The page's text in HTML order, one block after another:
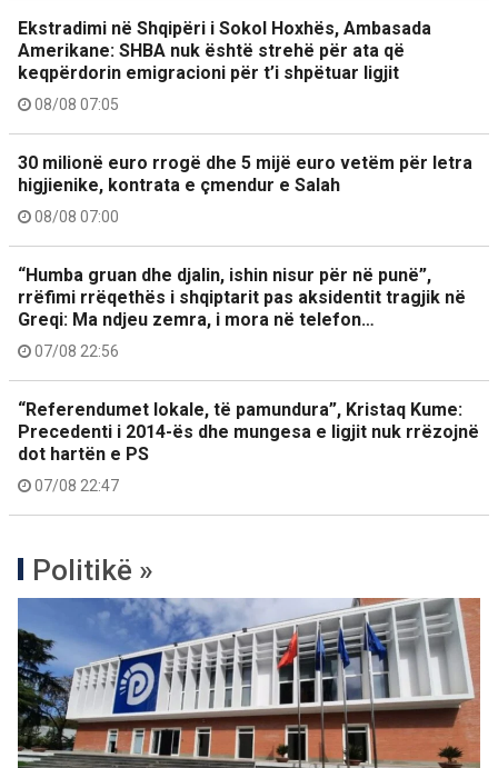
Ekstradimi në Shqipëri i Sokol Hoxhës, Ambasada
Amerikane: SHBA nuk është strehë për ata që
keqpërdorin emigracioni për t’i shpëtuar ligjit
08/08 07:05
30 milionë euro rrogë dhe 5 mijë euro vetëm për letra
higjienike, kontrata e çmendur e Salah
08/08 07:00
“Humba gruan dhe djalin, ishin nisur për në punë”,
rrëfimi rrëqethës i shqiptarit pas aksidentit tragjik në
Greqi: Ma ndjeu zemra, i mora në telefon…
07/08 22:56
“Referendumet lokale, të pamundura”, Kristaq Kume:
Precedenti i 2014-ës dhe mungesa e ligjit nuk rrëzojnë
dot hartën e PS
07/08 22:47
Politikë »